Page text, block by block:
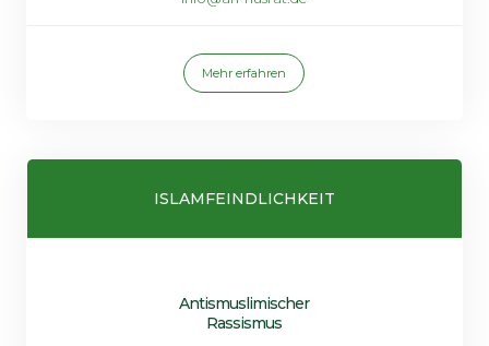
Mehr erfahren
ISLAMFEINDLICHKEIT
Antismuslimischer
Rassismus